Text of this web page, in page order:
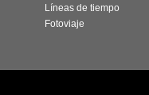
Líneas de tiempo
Fotoviaje